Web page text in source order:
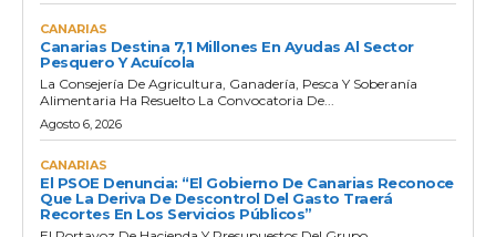
CANARIAS
Canarias Destina 7,1 Millones En Ayudas Al Sector
Pesquero Y Acuícola
La Consejería De Agricultura, Ganadería, Pesca Y Soberanía
Alimentaria Ha Resuelto La Convocatoria De...
Agosto 6, 2026
CANARIAS
El PSOE Denuncia: “El Gobierno De Canarias Reconoce
Que La Deriva De Descontrol Del Gasto Traerá
Recortes En Los Servicios Públicos”